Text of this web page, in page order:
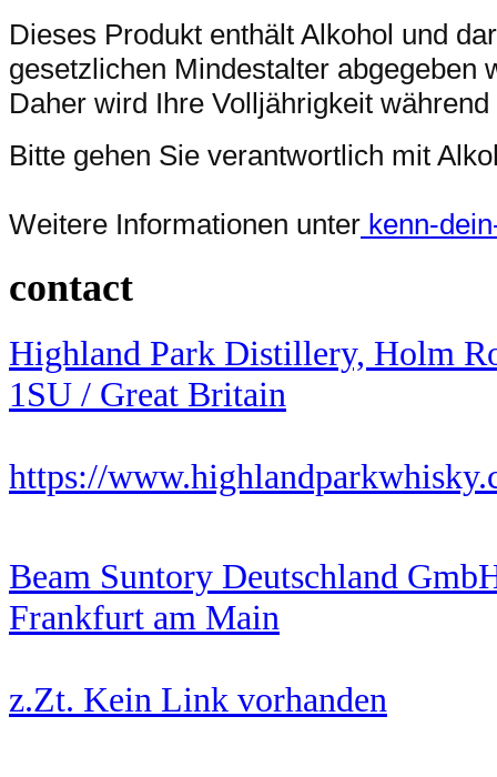
Dieses Produkt enthält Alkohol und
gesetzlichen Mindestalter abgegeben
Daher wird Ihre Volljährigkeit
Bitte gehen Sie verantwortlich mit
Weitere Informationen unter kenn-
contact
Highland Park Distillery, Holm
1SU / Great Britain
https://
Beam Suntory Deutschland
Frankfurt am Main
z.Zt. Kein Link vorhanden